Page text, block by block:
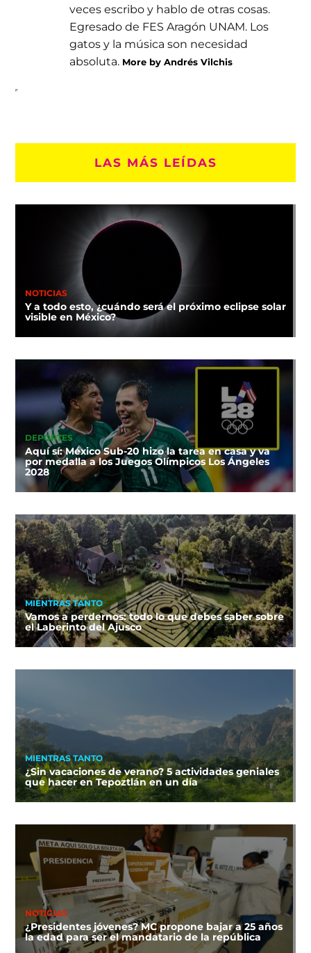
veces escribo y hablo de otras cosas.
Egresado de FES Aragón UNAM. Los
gatos y la música son necesidad
absoluta. More by Andrés Vilchis
LAS MÁS LEÍDAS
NOTICIAS
Y a todo esto, ¿cuándo será el próximo eclipse solar
visible en México?
DEPORTES
Aquí sí: México Sub-20 hizo la tarea en casa y va
por medalla a los Juegos Olímpicos Los Ángeles
2028
MIENTRAS TANTO
Vamos a perdernos: todo lo que debes saber sobre
el Laberinto del Ajusco
MIENTRAS TANTO
¿Sin vacaciones de verano? 5 actividades geniales
que hacer en Tepoztlán en un día
NOTICIAS
¿Presidentes jóvenes? MC propone bajar a 25 años
la edad para ser el mandatario de la república